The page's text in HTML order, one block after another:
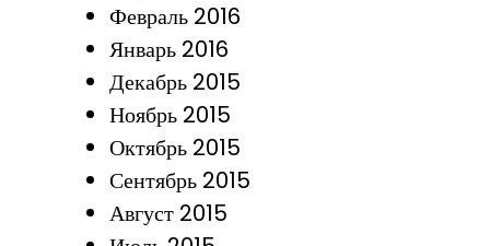
Февраль 2016
Январь 2016
Декабрь 2015
Ноябрь 2015
Октябрь 2015
Сентябрь 2015
Август 2015